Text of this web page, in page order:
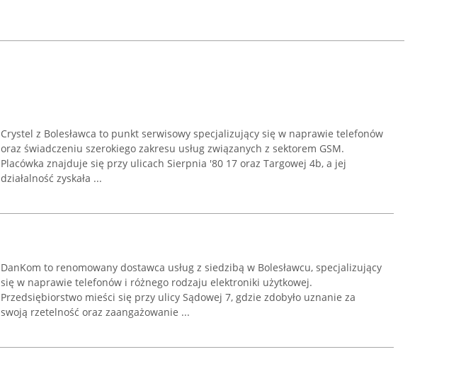
Crystel z Bolesławca to punkt serwisowy specjalizujący się w naprawie telefonów
oraz świadczeniu szerokiego zakresu usług związanych z sektorem GSM.
Placówka znajduje się przy ulicach Sierpnia '80 17 oraz Targowej 4b, a jej
działalność zyskała ...
DanKom to renomowany dostawca usług z siedzibą w Bolesławcu, specjalizujący
się w naprawie telefonów i różnego rodzaju elektroniki użytkowej.
Przedsiębiorstwo mieści się przy ulicy Sądowej 7, gdzie zdobyło uznanie za
swoją rzetelność oraz zaangażowanie ...